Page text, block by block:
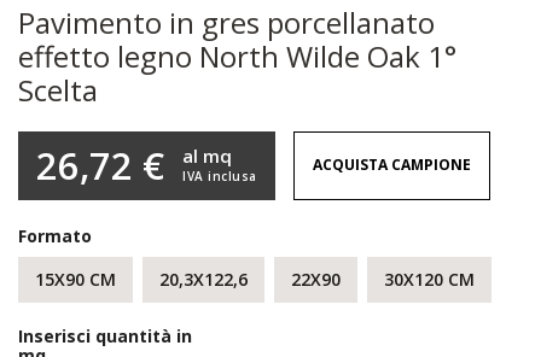
Pavimento in gres porcellanato
effetto legno North Wilde Oak 1°
Scelta
26,72 € IVA inclusa
al mq ACQUISTA CAMPIONE
Formato
15X90 CM
20,3X122,6 22X90 30X120 CM
Inserisci quantità in